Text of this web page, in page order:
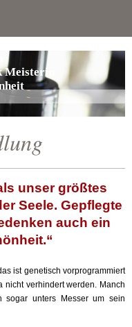
unser größtes
Seele. Gepflegte
auch ein
ist genetisch vorprogrammiert
nicht verhindert werden. Manch
unters Messer um sein